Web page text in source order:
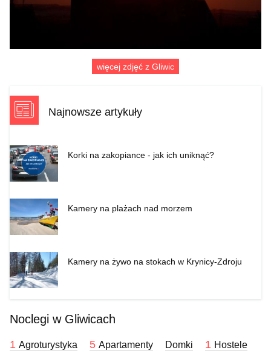
więcej zdjęć z Gliwic
Najnowsze artykuły
Korki na zakopiance - jak ich uniknąć?
Kamery na plażach nad morzem
Kamery na żywo na stokach w Krynicy-Zdroju
Noclegi w Gliwicach
1 Agroturystyka 5 Apartamenty Domki 1 Hostele